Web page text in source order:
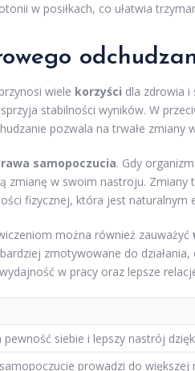
w posiłkach, co ułatwia
wiele korzyści dla zdrowia i
stabilności wyników. W
pozwala na trwałe zmiany
samopoczucia. Gdy
zmianę w swoim nastroju. Zmiany
fizycznej, która jest
można również zauważyć
zmotywowane do działania,
w pracy oraz lepsze
pewność siebie i lepszy nastrój
prowadzi do